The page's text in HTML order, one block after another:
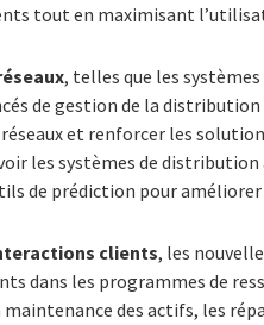
tout en maximisant
, telles que les
de gestion de la distribution
et renforcer les
les systèmes de
de prédiction pour
clients, les
dans les programmes de
des actifs, les